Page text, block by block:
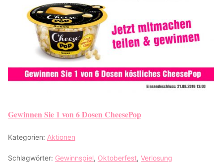
Gewinnen Sie 1 von 6 Dosen CheesePop
Kategorien: Aktionen
Schlagwörter: Gewinnspiel, Oktoberfest, Verlosung